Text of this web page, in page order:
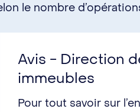
le nombre
Avis - Direction
immeubles
Pour tout savoir sur